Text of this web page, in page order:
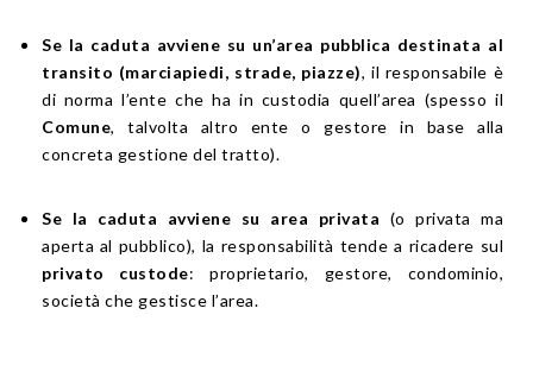
Se la caduta avviene su un’area pubblica destinata al
transito (marciapiedi, strade, piazze), il responsabile è
di norma l’ente che ha in custodia quell’area (spesso il
Comune, talvolta altro ente o gestore in base alla
concreta gestione del tratto).
Se la caduta avviene su area privata (o privata ma
aperta al pubblico), la responsabilità tende a ricadere sul
privato custode: proprietario, gestore, condominio,
società che gestisce l’area.